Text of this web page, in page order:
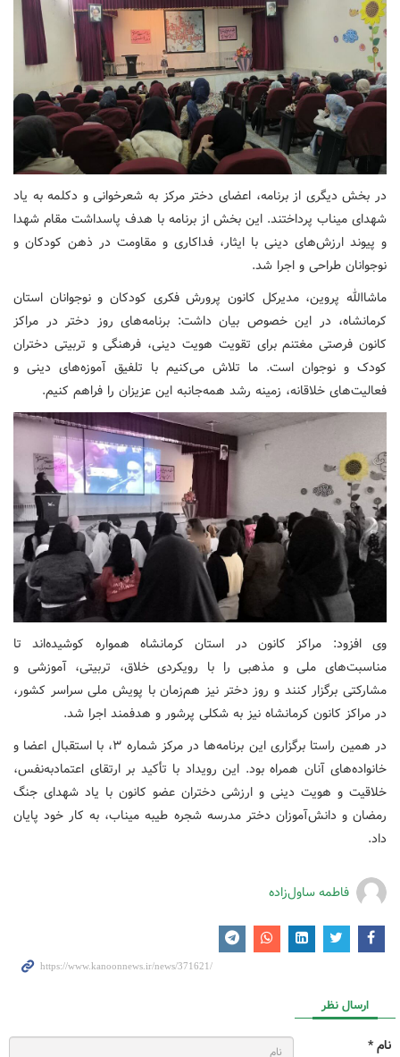
در بخش دیگری از برنامه، اعضای دختر مرکز به شعرخوانی و دکلمه به یاد
شهدای میناب پرداختند. این بخش از برنامه با هدف پاسداشت مقام شهدا
و پیوند ارزش‌های دینی با ایثار، فداکاری و مقاومت در ذهن کودکان و
نوجوانان طراحی و اجرا شد.
ماشاالله پروین، مدیرکل کانون پرورش فکری کودکان و نوجوانان استان
کرمانشاه، در این خصوص بیان داشت: برنامه‌های روز دختر در مراکز
کانون فرصتی مغتنم برای تقویت هویت دینی، فرهنگی و تربیتی دختران
کودک و نوجوان است. ما تلاش می‌کنیم با تلفیق آموزه‌های دینی و
فعالیت‌های خلاقانه، زمینه رشد همه‌جانبه این عزیزان را فراهم کنیم.
وی افزود: مراکز کانون در استان کرمانشاه همواره کوشیده‌اند تا
مناسبت‌های ملی و مذهبی را با رویکردی خلاق، تربیتی، آموزشی و
مشارکتی برگزار کنند و روز دختر نیز هم‌زمان با پویش ملی سراسر کشور،
در مراکز کانون کرمانشاه نیز به شکلی پرشور و هدفمند اجرا شد.
در همین راستا برگزاری این برنامه‌ها در مرکز شماره ۳، با استقبال اعضا و
خانواده‌های آنان همراه بود. این رویداد با تأکید بر ارتقای اعتمادبه‌نفس،
خلاقیت و هویت دینی و ارزشی دختران عضو کانون با یاد شهدای جنگ
رمضان و دانش‌آموزان دختر مدرسه شجره طیبه میناب، به کار خود پایان
داد.
فاطمه ساول‌زاده
ارسال نظر
نام *